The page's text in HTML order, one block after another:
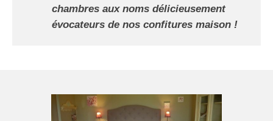
chambres aux noms délicieusement
évocateurs de nos confitures maison !